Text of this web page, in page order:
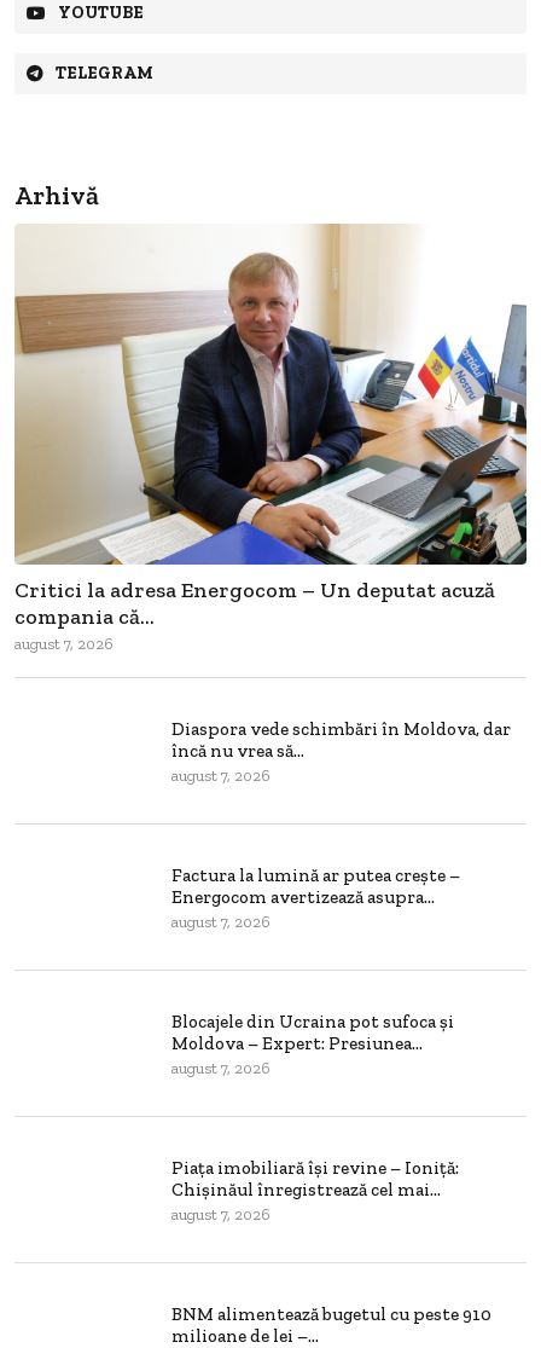
YOUTUBE
TELEGRAM
Arhivă
Critici la adresa Energocom – Un deputat acuză
compania că...
august 7, 2026
Diaspora vede schimbări în Moldova, dar
încă nu vrea să...
august 7, 2026
Factura la lumină ar putea crește –
Energocom avertizează asupra...
august 7, 2026
Blocajele din Ucraina pot sufoca și
Moldova – Expert: Presiunea...
august 7, 2026
Piața imobiliară își revine – Ioniță:
Chișinăul înregistrează cel mai...
august 7, 2026
BNM alimentează bugetul cu peste 910
milioane de lei –...